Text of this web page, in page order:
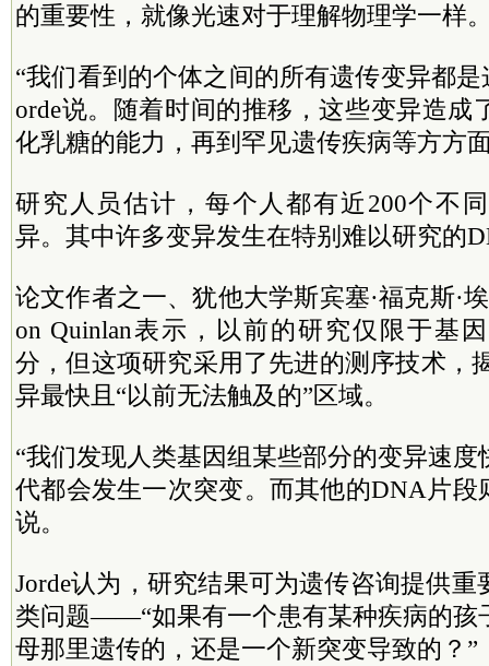
的重要性，就像光速对于理解物理学一样
“我们看到的个体之间的所有遗传变异都
orde说。随着时间的推移，这些变异造成
化乳糖的能力，再到罕见遗传疾病等方方
研究人员估计，每个人都有近200个不
异。其中许多变异发生在特别难以研究的
论文作者之一、犹他大学斯宾塞·福克斯·
on Quinlan表示，以前的研究仅限于基
分，但这项研究采用了先进的测序技术，
异最快且“以前无法触及的”区域。
“我们发现人类基因组某些部分的变异速
代都会发生一次突变。而其他的DNA片段
说。
Jorde认为，研究结果可为遗传咨询提供
类问题——“如果有一个患有某种疾病的孩
母那里遗传的，还是一个新突变导致的？”